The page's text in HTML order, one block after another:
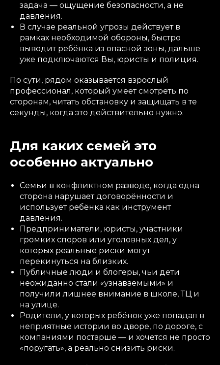
задача — ощущение безопасности, а не
давления.
В случае реальной угрозы действует в
рамках необходимой обороны, быстро
выводит ребёнка из опасной зоны, дальше
уже подключаются Вы, юристы и полиция.
По сути, рядом оказывается взрослый
профессионал, который умеет смотреть по
сторонам, читать обстановку и защищать в те
секунды, когда это действительно нужно.
Для каких семей это
особенно актуально
Семьи в конфликтном разводе, когда одна
сторона нарушает договорённости и
использует ребёнка как инструмент
давления.
Предприниматели, юристы, участники
громких споров или уголовных дел, у
которых реальные риски могут
перекинуться на близких.
Публичные люди и блогеры, чьи дети
неожиданно стали «узнаваемыми» и
получили лишнее внимание в школе, ТЦ и
на улице.
Родители, у которых ребёнок уже попадал в
неприятные истории во дворе, по дороге, с
компаниями постарше — и хочется не просто
«поругать», а реально снизить риски.